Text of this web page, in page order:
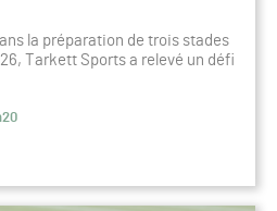
la préparation de trois stades
Tarkett Sports a relevé un défi